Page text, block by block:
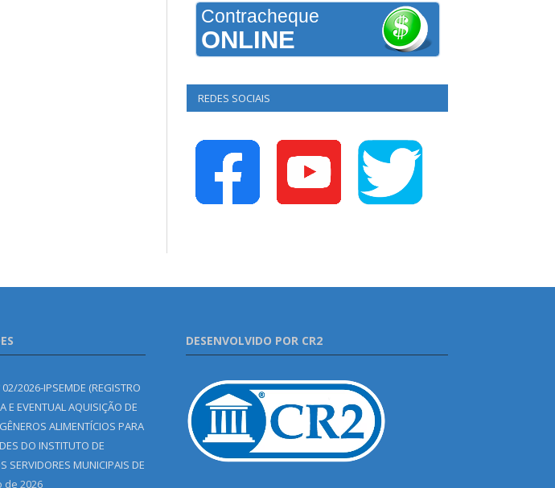
Contracheque
ONLINE
REDES SOCIAIS
2026-IPSEMDE (REGISTRO
E EVENTUAL AQUISIÇÃO DE
ALIMENTÍCIOS PARA
DO INSTITUTO DE
SERVIDORES MUNICIPAIS DE
de 2026
DESENVOLVIDO POR CR2